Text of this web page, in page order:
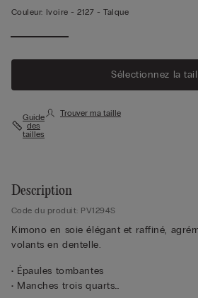
Couleur: Ivoire -2127 - Talque
Sélectionnez la
Guide
des
tailles
Trouver ma taille
Description
Code du produit: PV1294S
Kimono en soie élégant et raffiné,
volants en dentelle.
• Épaules tombantes
• Manches trois quarts